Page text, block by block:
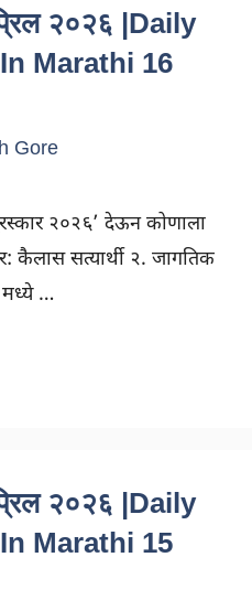
२०२६ |Daily
Marathi 16
Gore
२०२६’ देऊन कोणाला
कैलास सत्यार्थी २. जागतिक
मध्ये …
२०२६ |Daily
Marathi 15